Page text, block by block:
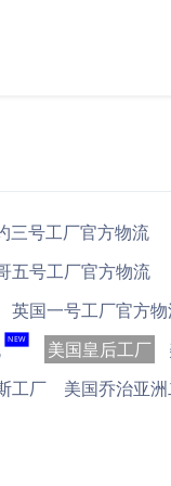
三号工厂官方物流
五号工厂官方物流
英国一号工厂官方
NEW 美国皇后工厂
工厂
美国乔治亚